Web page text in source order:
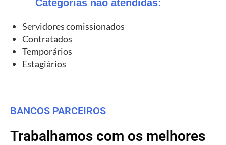
Categorias não atendidas:
Servidores comissionados
Contratados
Temporários
Estagiários
BANCOS PARCEIROS
Trabalhamos com os melhores